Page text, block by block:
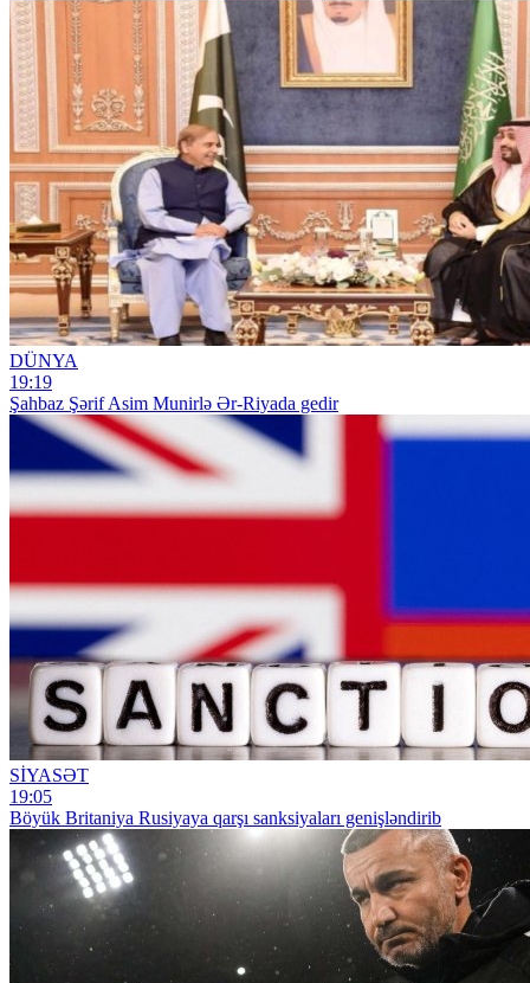
DÜNYA
19:19
Şahbaz Şərif Asim Munirlə Ər-Riyada gedir
SİYASƏT
19:05
Böyük Britaniya Rusiyaya qarşı sanksiyaları genişləndirib